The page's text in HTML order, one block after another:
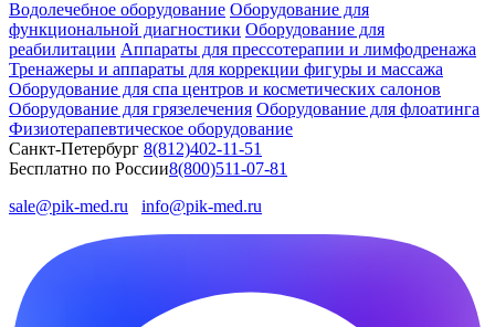
Водолечебное оборудование Оборудование для
функциональной диагностики Оборудование для
реабилитации Аппараты для прессотерапии и лимфодренажа
Тренажеры и аппараты для коррекции фигуры и массажа
Оборудование для спа центров и косметических салонов
Оборудование для грязелечения Оборудование для флоатинга
Физиотерапевтическое оборудование
Санкт-Петербург 8(812)402-11-51
Бесплатно по России8(800)511-07-81
sale@pik-med.ru
info@pik-med.ru